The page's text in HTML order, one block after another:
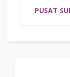
PUSAT